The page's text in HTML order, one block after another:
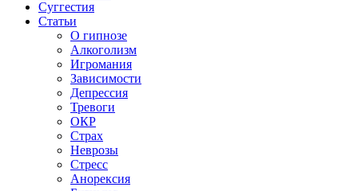
Суггестия
Статьи
О гипнозе
Алкоголизм
Игромания
Зависимости
Депрессия
Тревоги
ОКР
Страх
Неврозы
Стресс
Анорексия